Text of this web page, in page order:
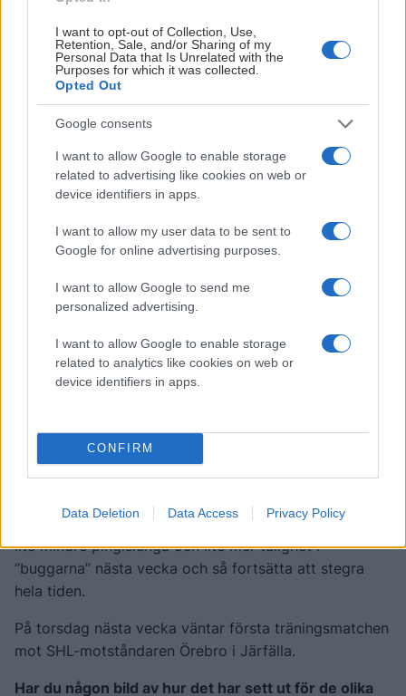
I want to opt-out of Collection, Use,
Retention, Sale, and/or Sharing of my
Personal Data that Is Unrelated with the
Purposes for which it was collected.
Opted Out
Google consents
I want to allow Google to enable storage
related to advertising like cookies on web or
device identifiers in apps.
I want to allow my user data to be sent to
Google for online advertising purposes.
I want to allow Google to send me
personalized advertising.
I want to allow Google to enable storage
related to analytics like cookies on web or
device identifiers in apps.
CONFIRM
Data Deletion Data Access Privacy Policy
Backen Lucas Carlsson och forwarden Charles Hudon
håller på att återhämta sig efter skador och
operationer och ingår i en separat rehabgrupp som
tränar vid sidan av. Sedan i torsdags ingår även
centern Marcus Krüger i rehabgänget och siktar på att
kunna ansluta till laget så fort som möjligt.
Huvudtränaren Robert Kimby har satt ihop backpar
och kedjor och fått igång Djurgårdens
försäsongsträning på is.
laddade på att vara igång. Jag tycker att vi har lagt
ner ett bra fokus och försökt pusha oss så långt det
går. Pucken studsar ju och så där, men det är ganska
oväsentligt, säger Kimby.
Med tanke på att det fortfarande är sommar och tidigt
ofrånkomligen.
– Inlevelsen och närvaron och arbetet tycker jag har
här första veckan och förhoppningsvis kanske man får
lite mindre pingislunga och lite mer tålighet i
”buggarna” nästa vecka och så fortsätta att stegra
hela tiden.
På torsdag nästa vecka väntar första träningsmatchen
mot SHL-motståndaren Örebro i Järfälla.
Har du någon bild av hur det har sett ut för de olika